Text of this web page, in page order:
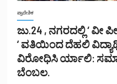
ಪ್ರಾದೇಶಿಕ
ಜು.24 , ನಗರದಲ್ಲಿ ‘
‘ ವತಿಯಿಂದ ದೆಹಲಿ
ವಿರೋಧಿಸಿ ರ್ಯಾಲಿ:
ಬೆಂಬಲ.